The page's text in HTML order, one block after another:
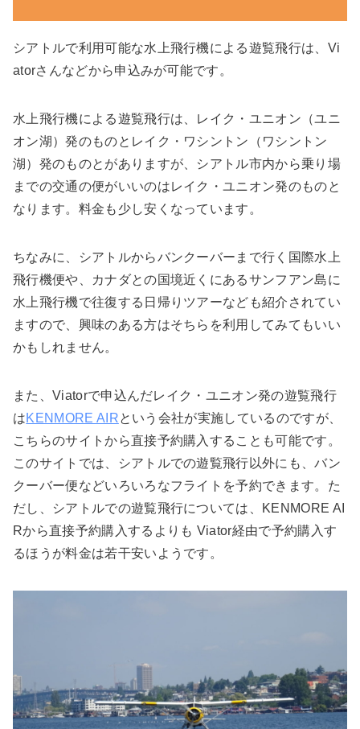
シアトルで利用可能な水上飛行機による遊覧飛行は、Vi
atorさんなどから申込みが可能です。
水上飛行機による遊覧飛行は、レイク・ユニオン（ユニ
オン湖）発のものとレイク・ワシントン（ワシントン
湖）発のものとがありますが、シアトル市内から乗り場
までの交通の便がいいのはレイク・ユニオン発のものと
なります。料金も少し安くなっています。
ちなみに、シアトルからバンクーバーまで行く国際水上
飛行機便や、カナダとの国境近くにあるサンフアン島に
水上飛行機で往復する日帰りツアーなども紹介されてい
ますので、興味のある方はそちらを利用してみてもいい
かもしれません。
また、Viatorで申込んだレイク・ユニオン発の遊覧飛行
はKENMORE AIRという会社が実施しているのですが、
こちらのサイトから直接予約購入することも可能です。
このサイトでは、シアトルでの遊覧飛行以外にも、バン
クーバー便などいろいろなフライトを予約できます。た
だし、シアトルでの遊覧飛行については、KENMORE AI
Rから直接予約購入するよりも Viator経由で予約購入す
るほうが料金は若干安いようです。